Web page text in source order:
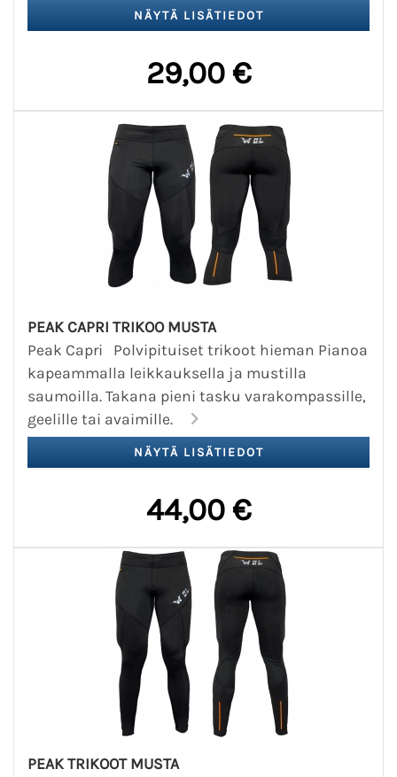
29,00 €
PEAK CAPRI TRIKOO MUSTA
Peak Capri Polvipituiset trikoot hieman Pianoa
kapeammalla leikkauksella ja mustilla
saumoilla. Takana pieni tasku varakompassille,
geelille tai avaimille.
44,00 €
PEAK TRIKOOT MUSTA